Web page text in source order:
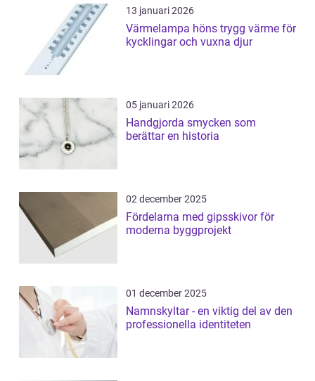
13 januari 2026
Värmelampa höns trygg värme för
kycklingar och vuxna djur
05 januari 2026
Handgjorda smycken som
berättar en historia
02 december 2025
Fördelarna med gipsskivor för
moderna byggprojekt
01 december 2025
Namnskyltar - en viktig del av den
professionella identiteten